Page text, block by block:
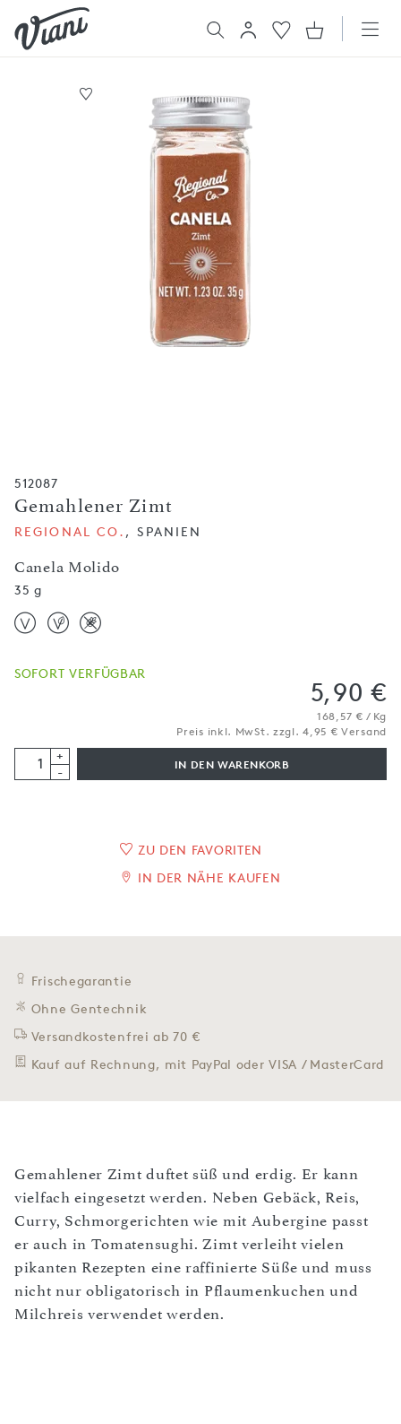
512087
Gemahlener Zimt
Canela Molido
REGIONAL CO. , SPANIEN
35 g
SOFORT VERFÜGBAR
5,90 €
168,57 € / Kg
Preis inkl. MwSt. zzgl. 4,95 € Versand
+
-
IN DEN WARENKORB
ZU DEN FAVORITEN
IN DER NÄHE KAUFEN
Frischegarantie
Ohne Gentechnik
Versandkostenfrei ab 70 €
Kauf auf Rechnung, mit PayPal oder VISA / MasterCard
Gemahlener Zimt duftet süß und erdig. Er kann
vielfach eingesetzt werden. Neben Gebäck, Reis,
Curry, Schmorgerichten wie mit Aubergine passt
er auch in Tomatensughi. Zimt verleiht vielen
pikanten Rezepten eine raffinierte Süße und muss
nicht nur obligatorisch in Pflaumenkuchen und
Milchreis verwendet werden.